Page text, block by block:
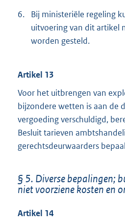
6.
Bij ministeriële regeling
uitvoering van dit artikel
worden gesteld.
Artikel 13
Voor het uitbrengen van
bijzondere wetten is aan de
vergoeding verschuldigd,
Besluit tarieven
gerechtsdeurwaarders
§ 5. Diverse bepalingen;
niet voorziene kosten en
Artikel 14